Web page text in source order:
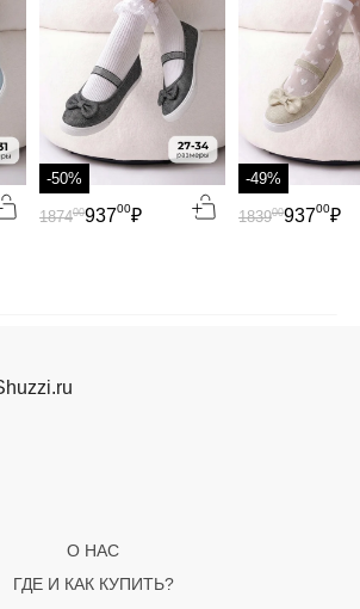
-50%
93700₽
187400
-49%
93700₽
183900
О НАС
ГДЕ И КАК КУПИТЬ?